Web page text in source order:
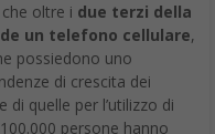
oltre i due terzi della
un telefono cellulare,
possiedono uno
di crescita dei
di quelle per l’utilizzo di
persone hanno